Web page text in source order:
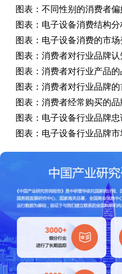
图表：不同性别的消费者
图表：电子设备消费结构分
图表：电子设备消费的市
图表：消费者对行业品牌
图表：消费者对行业产品
图表：消费者对行业品牌
图表：消费者经常购买的
图表：电子设备行业品牌
图表：电子设备行业品牌